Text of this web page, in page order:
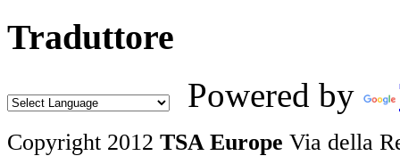
Traduttore
Powered by
Copyright 2012 TSA Europe Via della